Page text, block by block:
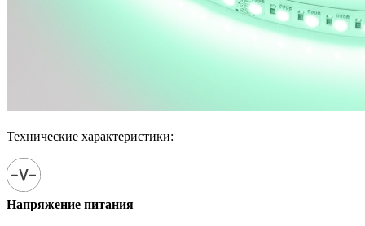
Технические характеристики:
Напряжение питания